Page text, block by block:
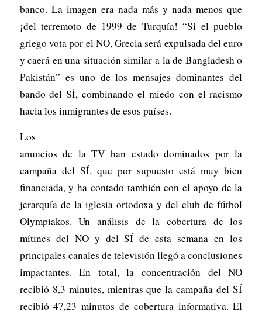
banco. La imagen era nada más y nada menos que
¡del terremoto de 1999 de Turquía! “Si el pueblo
griego vota por el NO, Grecia será expulsada del euro
y caerá en una situación similar a la de Bangladesh o
Pakistán” es uno de los mensajes dominantes del
bando del SÍ, combinando el miedo con el racismo
hacia los inmigrantes de esos países.
Los
anuncios de la TV han estado dominados por la
campaña del SÍ, que por supuesto está muy bien
financiada, y ha contado también con el apoyo de la
jerarquía de la iglesia ortodoxa y del club de fútbol
Olympiakos. Un análisis de la cobertura de los
mítines del NO y del SÍ de esta semana en los
principales canales de televisión llegó a conclusiones
impactantes. En total, la concentración del NO
recibió 8,3 minutes, mientras que la campaña del SÍ
recibió 47,23 minutos de cobertura informativa. El